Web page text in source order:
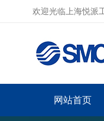
欢迎光临上海悦派
网站首页